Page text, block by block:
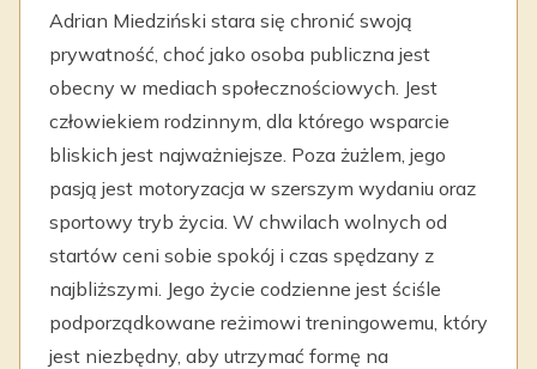
Adrian Miedziński stara się chronić swoją
prywatność, choć jako osoba publiczna jest
obecny w mediach społecznościowych. Jest
człowiekiem rodzinnym, dla którego wsparcie
bliskich jest najważniejsze. Poza żużlem, jego
pasją jest motoryzacja w szerszym wydaniu oraz
sportowy tryb życia. W chwilach wolnych od
startów ceni sobie spokój i czas spędzany z
najbliższymi. Jego życie codzienne jest ściśle
podporządkowane reżimowi treningowemu, który
jest niezbędny, aby utrzymać formę na